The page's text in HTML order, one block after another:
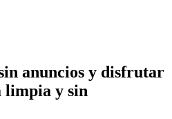
anuncios y disfrutar
limpia y sin